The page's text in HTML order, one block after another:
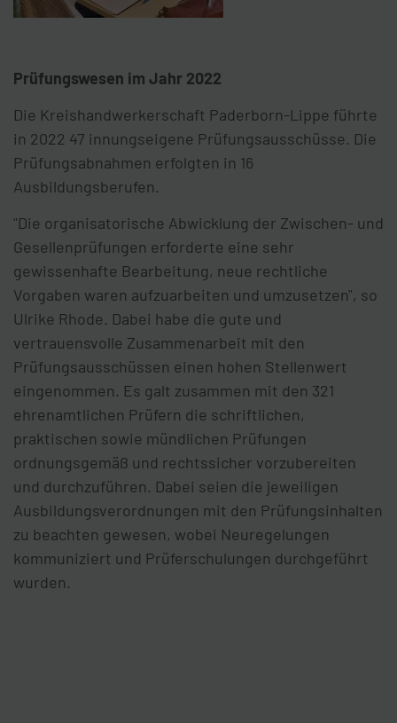
Prüfungswesen im Jahr 2022
Die Kreishandwerkerschaft Paderborn-Lippe führte
in 2022 47 innungseigene Prüfungsausschüsse. Die
Prüfungsabnahmen erfolgten in 16
Ausbildungsberufen.
"Die organisatorische Abwicklung der Zwischen- und
Gesellenprüfungen erforderte eine sehr
gewissenhafte Bearbeitung, neue rechtliche
Vorgaben waren aufzuarbeiten und umzusetzen", so
Ulrike Rhode. Dabei habe die gute und
vertrauensvolle Zusammenarbeit mit den
Prüfungsausschüssen einen hohen Stellenwert
eingenommen. Es galt zusammen mit den 321
ehrenamtlichen Prüfern die schriftlichen,
praktischen sowie mündlichen Prüfungen
ordnungsgemäß und rechtssicher vorzubereiten
und durchzuführen. Dabei seien die jeweiligen
Ausbildungsverordnungen mit den Prüfungsinhalten
zu beachten gewesen, wobei Neuregelungen
kommuniziert und Prüferschulungen durchgeführt
wurden.